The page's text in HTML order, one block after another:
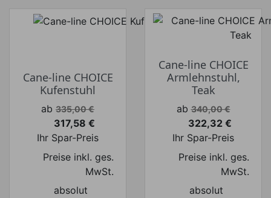
Cane-line CHOICE
Kufenstuhl
Verkaufspreis
ab 335,00 €
Preis
317,58 €
Ihr Spar-Preis
Preise inkl. ges.
MwSt.
absolut
Cane-line CHOICE
Armlehnstuhl,
Teak
Verkaufspreis
ab 340,00 €
Preis
322,32 €
Ihr Spar-Preis
Preise inkl. ges.
MwSt.
absolut